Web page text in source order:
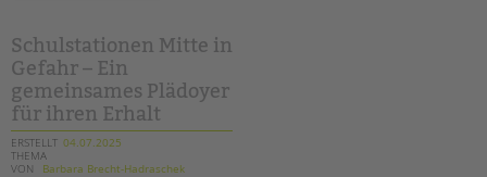
der
sozialen
infrastruktur
–
auch
an
schulen!
Schulstationen Mitte in
Gefahr – Ein
gemeinsames Plädoyer
für ihren Erhalt
ERSTELLT 04.07.2025
THEMA
VON
Barbara Brecht-Hadraschek